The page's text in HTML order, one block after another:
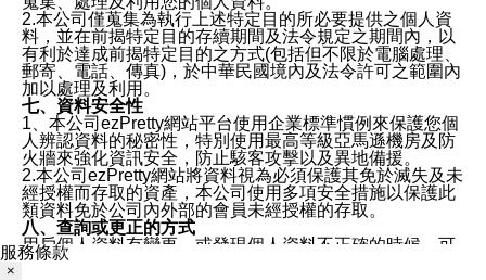
2.本公司僅蒐集為執行上述特定目的所必要提供之個人資
料，並在前揭特定目的存續期間及法令規定之期間內，以
有利於達成前揭特定目的之方式(包括但不限於電腦處理、
郵寄、電話、傳真)，於中華民國境內及法令許可之範圍內
加以處理及利用。
七、資料安全性
1、本公司ezPretty網站平台使用企業標準慣例來保護您個
人辨認資料的秘密性，特別使用最高等級亞馬遜機房及防
火牆來強化資訊安全，防止駭客攻擊以及異地備援。
2.本公司ezPretty網站將資料視為必須保護其免於滅失及未
經授權而存取的資產，本公司使用多項安全措施以保護此
類資料免於公司內外部的會員未經授權的存取。
八、查詢或更正的方式
用戶個人資料有變更、或發現個人資料不正確的時候，可
以隨時在本公司ezPretty網站中要求更正，包括要求停止
服務條款
×